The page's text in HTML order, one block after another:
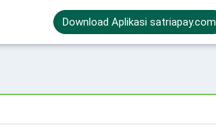
Download Aplikasi satriapay.com